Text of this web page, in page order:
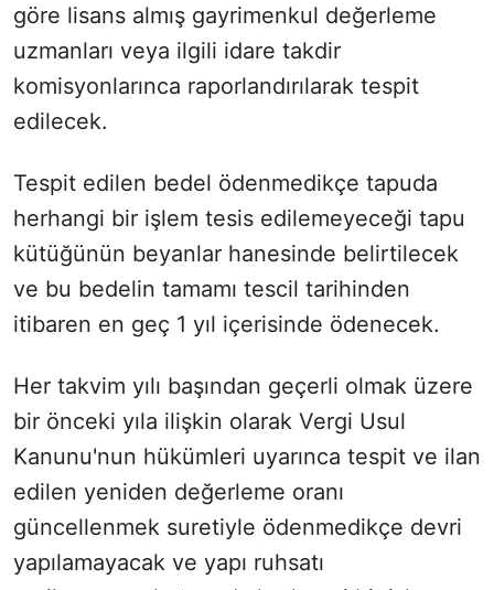
göre lisans almış gayrimenkul değerleme
uzmanları veya ilgili idare takdir
komisyonlarınca raporlandırılarak tespit
edilecek.
Tespit edilen bedel ödenmedikçe tapuda
herhangi bir işlem tesis edilemeyeceği tapu
kütüğünün beyanlar hanesinde belirtilecek
ve bu bedelin tamamı tescil tarihinden
itibaren en geç 1 yıl içerisinde ödenecek.
Her takvim yılı başından geçerli olmak üzere
bir önceki yıla ilişkin olarak Vergi Usul
Kanunu'nun hükümleri uyarınca tespit ve ilan
edilen yeniden değerleme oranı
güncellenmek suretiyle ödenmedikçe devri
yapılamayacak ve yapı ruhsatı